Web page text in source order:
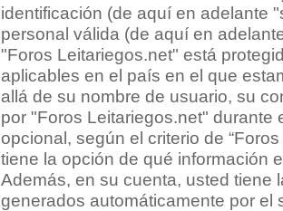
identificación (de aquí en adelante
personal válida (de aquí en
"Foros Leitariegos.net" está
aplicables en el país en el que
allá de su nombre de usuario, su
por "Foros Leitariegos.net" durante
opcional, según el criterio de
tiene la opción de qué información
Además, en su cuenta, usted tiene
generados automáticamente por el